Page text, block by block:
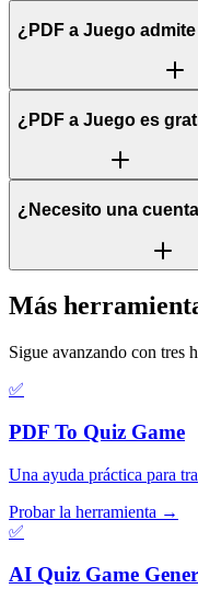
¿PDF a Juego
¿PDF a Juego es
¿Necesito una
Más
Sigue avanzando con tres
✅
PDF To Quiz Game
Una ayuda práctica para
Probar la herramienta →
✅
AI Quiz Game